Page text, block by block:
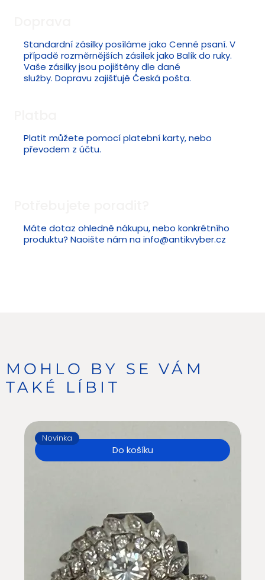
Standardní zásilky posíláme jako Cenné psaní. V
případě rozměrnějších zásilek jako Balík do ruky.
Vaše zásilky jsou pojištěny dle dané
služby. Dopravu zajišťujě Česká pošta.
Platit můžete pomocí platební karty, nebo
převodem z účtu.
Máte dotaz ohledně nákupu, nebo konkrétního
produktu? Naoište nám nainfo@antikvyber.cz
Do košíku
Novinka
MOHLO BY SE VÁM
TAKÉ LÍBIT